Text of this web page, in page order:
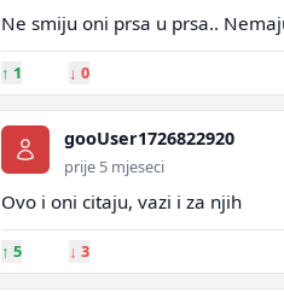
Ne smiju oni prsa u prsa..
↑ 1 ↓ 0
gooUser1726822920
prije 5 mjeseci
Ovo i oni citaju, vazi i za njih
↑ 5 ↓ 3